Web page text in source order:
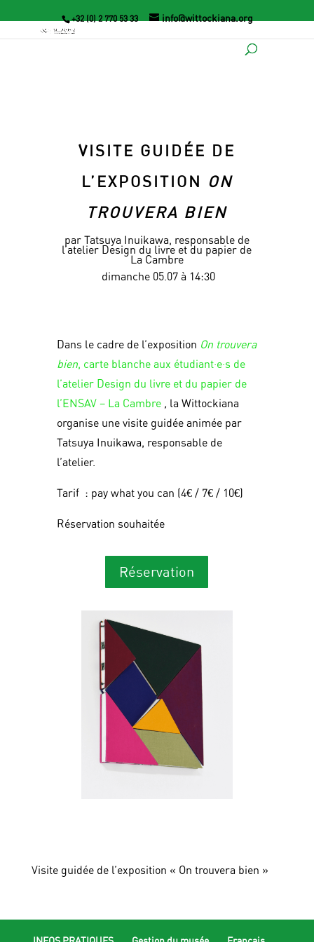
+32 (0) 2 770 53 33 info@wittockiana.org
VISITE GUIDÉE DE
L’EXPOSITION ON
TROUVERA BIEN
par Tatsuya Inuikawa, responsable de
l’atelier Design du livre et du papier de
La Cambre
dimanche 05.07 à 14:30
Dans le cadre de l’exposition On trouvera
bien, carte blanche aux étudiant·e·s de
l’atelier Design du livre et du papier de
l’ENSAV – La Cambre, la Wittockiana
organise une visite guidée animée par
Tatsuya Inuikawa, responsable de
l’atelier.
Tarif : pay what you can (4€ / 7€ / 10€)
Réservation souhaitée
Réservation
Visite guidée de l’exposition « On trouvera bien »